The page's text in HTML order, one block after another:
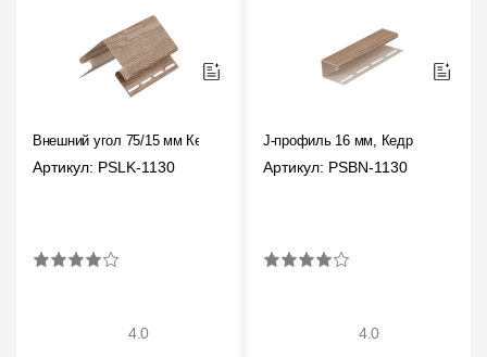
Внешний угол 75/15 мм Кедр
Артикул: PSLK-1130
4.0
J-профиль 16 мм, Кедр
Артикул: PSBN-1130
4.0